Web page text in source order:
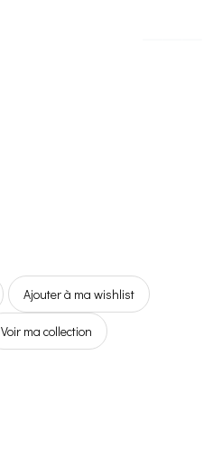
Ajouter à ma wishlist
Voir ma collection